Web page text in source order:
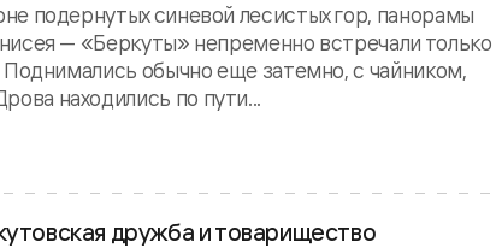
подернутых синевой лесистых гор, панорамы
— «Беркуты» непременно встречали
обычно еще затемно, с чайником,
находились по пути...
дружба и товарищество